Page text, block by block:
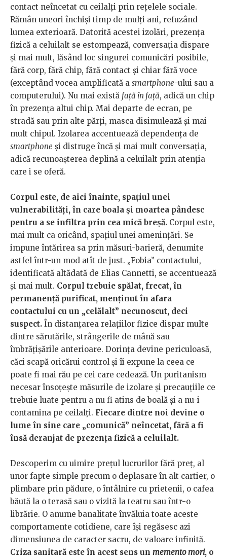
contact neîncetat cu ceilalți prin rețelele sociale.
Rămân uneori închiși timp de mulți ani, refuzând
lumea exterioară. Datorită acestei izolări, prezența
fizică a celuilalt se estompează, conversația dispare
și mai mult, lăsând loc singurei comunicări posibile,
fără corp, fără chip, fără contact și chiar fără voce
(exceptând vocea amplificată a smartphone-ului sau a
computerului). Nu mai există față în față, adică un chip
în prezența altui chip. Mai departe de ecran, pe
stradă sau prin alte părți, masca disimulează și mai
mult chipul. Izolarea accentuează dependența de
smartphone și distruge încă și mai mult conversația,
adică recunoașterea deplină a celuilalt prin atenția
care i se oferă.
Corpul este, de aici înainte, spațiul unei
vulnerabilități, în care boala și moartea pândesc
pentru a se infiltra prin cea mică breșă. Corpul este,
mai mult ca oricând, spațiul unei amenințări. Se
impune întărirea sa prin măsuri-barieră, denumite
astfel într-un mod atît de just. „Fobia” contactului,
identificată altădată de Elias Cannetti, se accentuează
și mai mult. Corpul trebuie spălat, frecat, în
permanență purificat, menținut în afara
contactului cu un „celălalt” necunoscut, deci
suspect. În distanțarea relațiilor fizice dispar multe
dintre sărutările, strângerile de mână sau
îmbrățișările anterioare. Dorința devine periculoasă,
căci scapă oricărui control și îi expune la ceea ce
poate fi mai rău pe cei care cedează. Un puritanism
necesar însoțește măsurile de izolare și precauțiile ce
trebuie luate pentru a nu fi atins de boală și a nu-i
contamina pe ceilalți. Fiecare dintre noi devine o
lume în sine care „comunică” neîncetat, fără a fi
însă deranjat de prezența fizică a celuilalt.
Descoperim cu uimire prețul lucrurilor fără preț, al
unor fapte simple precum o deplasare în alt cartier, o
plimbare prin pădure, o întâlnire cu prietenii, o cafea
băută la o terasă sau o vizită la teatru sau într-o
librărie. O anume banalitate învăluia toate aceste
comportamente cotidiene, care își regăsesc azi
dimensiunea de caracter sacru, de valoare infinită.
Criza sanitară este în acest sens un memento mori, o